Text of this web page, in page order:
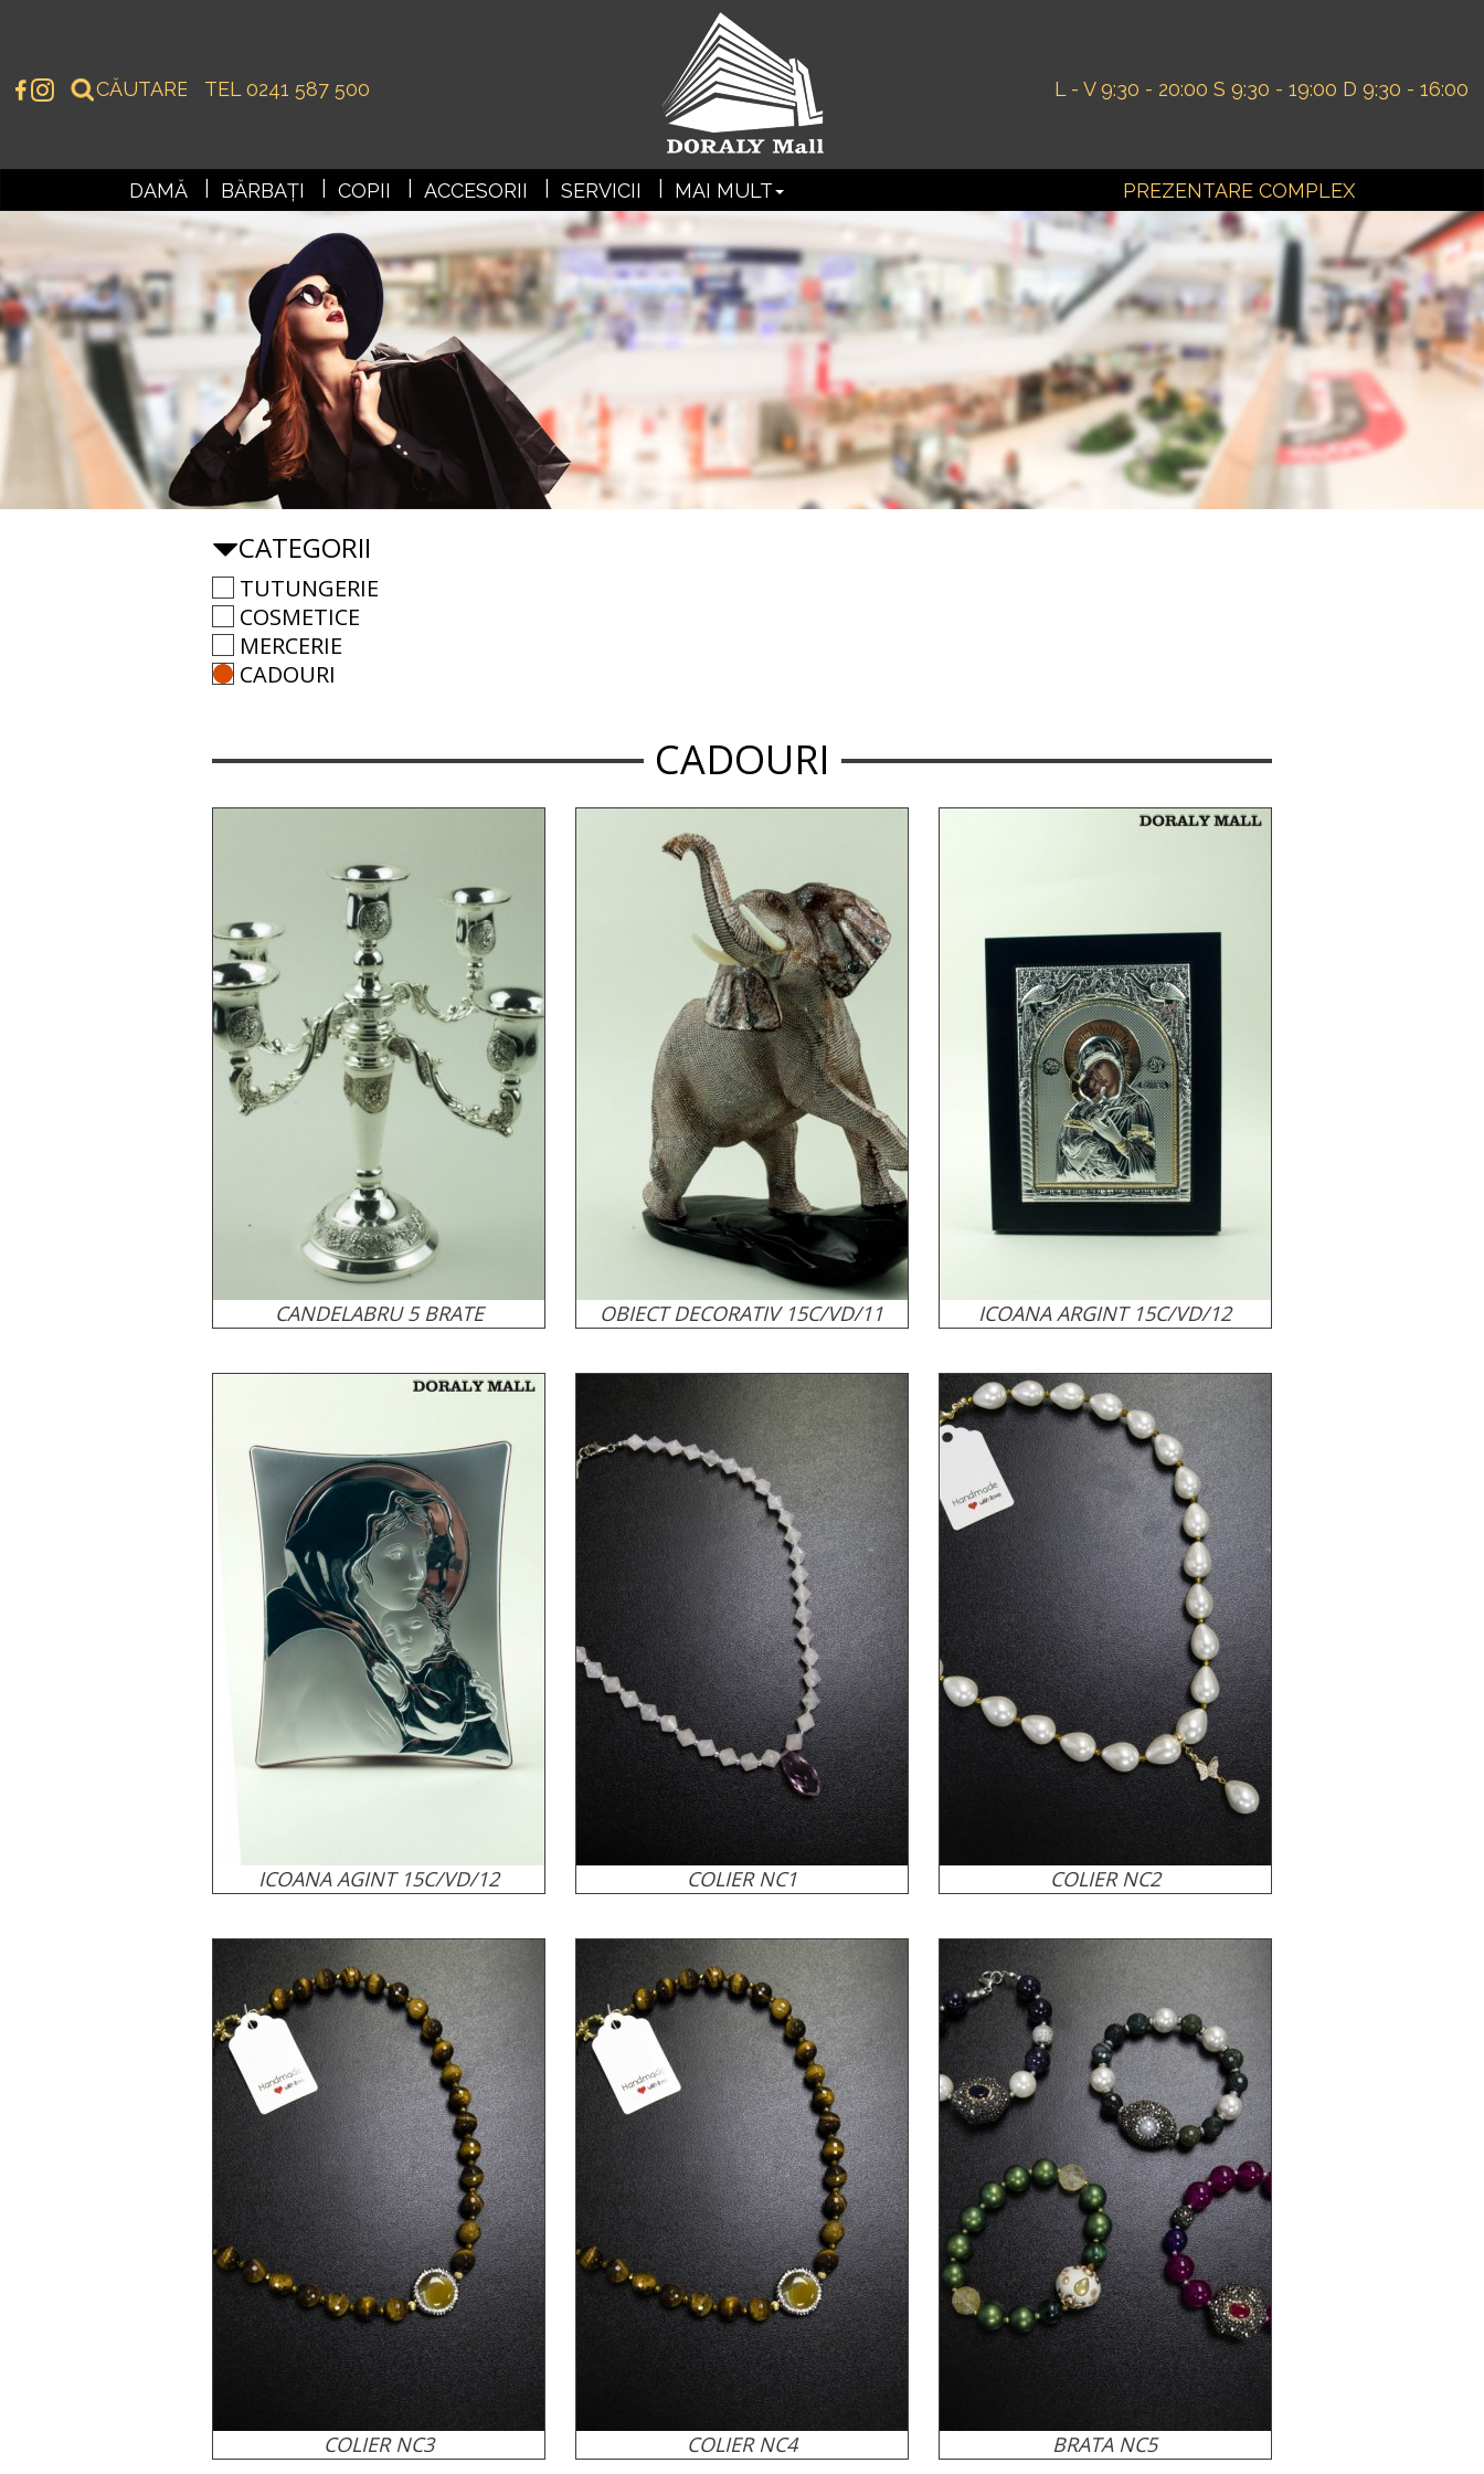
TEL 0241 587 500 L - V 9:30 - 20:00 S 9:30 - 19:00 D 9:30 - 16:00
DAMĂ BĂRBAȚI COPII ACCESORII SERVICII MAI MULT PREZENTARE COMPLEX
CATEGORII
TUTUNGERIE
COSMETICE
MERCERIE
CADOURI
CADOURI
CANDELABRU 5 BRATE OBIECT DECORATIV 15C/VD/11 ICOANA ARGINT 15C/VD/12
ICOANA AGINT 15C/VD/12 COLIER NC1 COLIER NC2
COLIER NC3 COLIER NC4 BRATA NC5